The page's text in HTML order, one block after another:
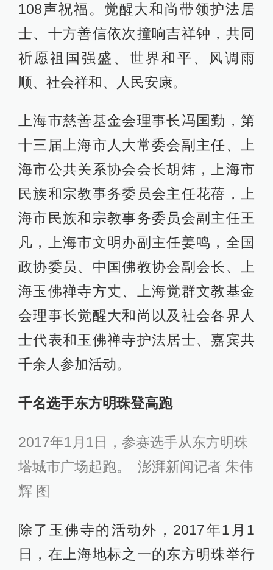
108声祝福。觉醒大和尚带领护法居
士、十方善信依次撞响吉祥钟，共同
祈愿祖国强盛、世界和平、风调雨
顺、社会祥和、人民安康。
上海市慈善基金会理事长冯国勤，第
十三届上海市人大常委会副主任、上
海市公共关系协会会长胡炜，上海市
民族和宗教事务委员会主任花蓓，上
海市民族和宗教事务委员会副主任王
凡，上海市文明办副主任姜鸣，全国
政协委员、中国佛教协会副会长、上
海玉佛禅寺方丈、上海觉群文教基金
会理事长觉醒大和尚以及社会各界人
士代表和玉佛禅寺护法居士、嘉宾共
千余人参加活动。
千名选手东方明珠登高跑
2017年1月1日，参赛选手从东方明珠
塔城市广场起跑。 澎湃新闻记者 朱伟
辉 图
除了玉佛寺的活动外，2017年1月1
日，在上海地标之一的东方明珠举行